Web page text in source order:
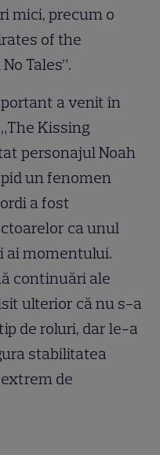
mici, precum o
of the
Tales”.
a venit în
Kissing
personajul Noah
un fenomen
a fost
ca unul
ai momentului.
continuări ale
ulterior că nu s-a
de roluri, dar le-a
stabilitatea
de